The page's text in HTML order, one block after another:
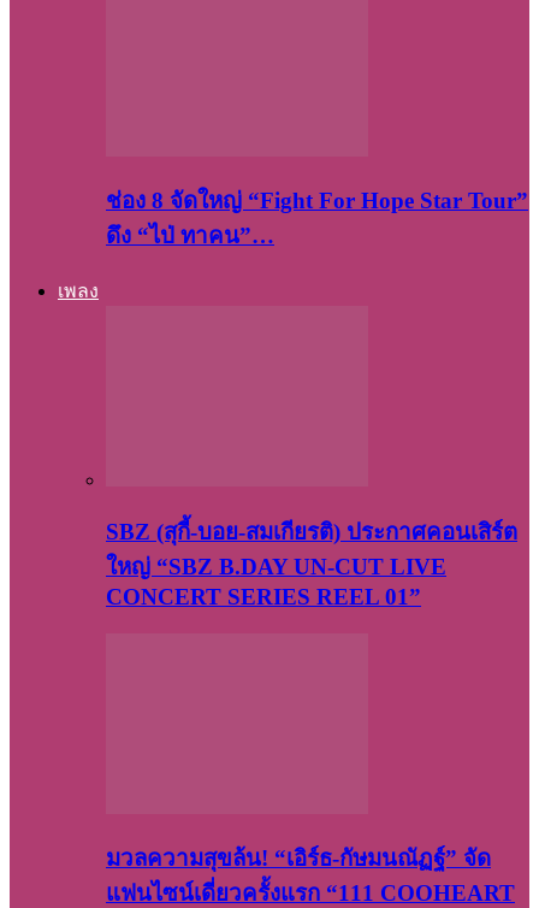
ช่อง 8 จัดใหญ่ “Fight For Hope Star Tour”
ดึง “ไป่ ทาคน”…
เพลง
SBZ (สุกี้-บอย-สมเกียรติ) ประกาศคอนเสิร์ต
ใหญ่ “SBZ B.DAY UN-CUT LIVE
CONCERT SERIES REEL 01”
มวลความสุขล้น! “เอิร์ธ-กัษมนณัฏฐ์” จัด
แฟนไซน์เดี่ยวครั้งแรก “111 COOHEART